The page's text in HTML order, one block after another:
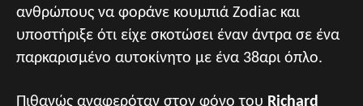
ανθρώπους να φοράνε κουμπιά Zodiac και
υποστήριξε ότι είχε σκοτώσει έναν άντρα σε ένα
παρκαρισμένο αυτοκίνητο με ένα 38αρι όπλο.
Πιθανώς αναφερόταν στον φόνο του Richard